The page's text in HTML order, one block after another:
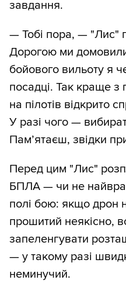
завдання.
— Тобі пора, — "Лис"
Дорогою ми
бойового вильоту я
посадці. Так краще
на пілотів відкрито
У разі чого —
Пам’ятаєш, звідки
Перед цим "Лис"
БПЛА — чи не
полі бою: якщо дрон
прошитий неякісно,
запеленгувати
— у такому разі
неминучий.